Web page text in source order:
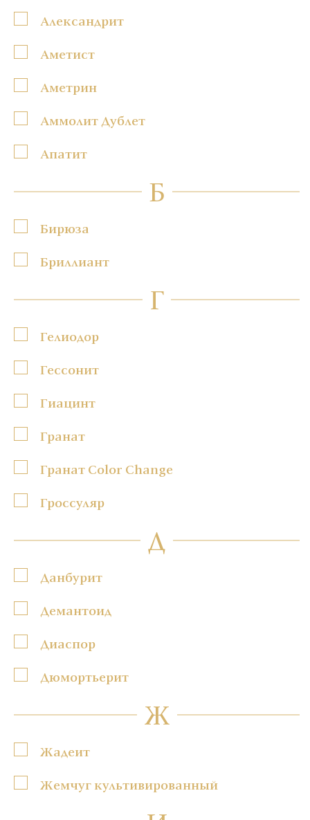
Александрит
Аметист
Аметрин
Аммолит Дублет
Апатит
Б
Бирюза
Бриллиант
Г
Гелиодор
Гессонит
Гиацинт
Гранат
Гранат Color Change
Гроссуляр
Д
Данбурит
Демантоид
Диаспор
Дюмортьерит
Ж
Жадеит
Жемчуг культивированный